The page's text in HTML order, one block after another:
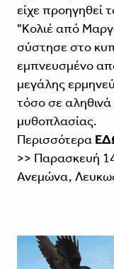
είχε προηγηθεί
"Κολιέ από
σύστησε στο
εμπνευσμένο
μεγάλης
τόσο σε αληθινά
μυθοπλασίας.
Περισσότερα
>> Παρασκευή
Ανεμώνα,